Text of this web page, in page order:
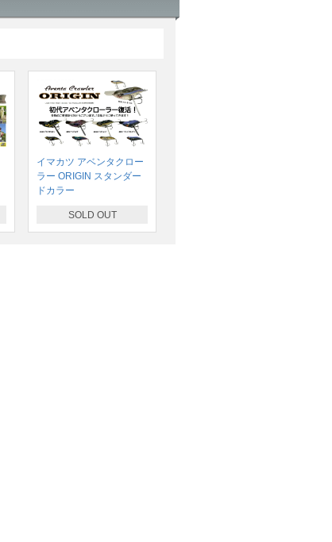
イマカツ アベンタクロー
ラー ORIGIN スタンダー
ドカラー
SOLD OUT